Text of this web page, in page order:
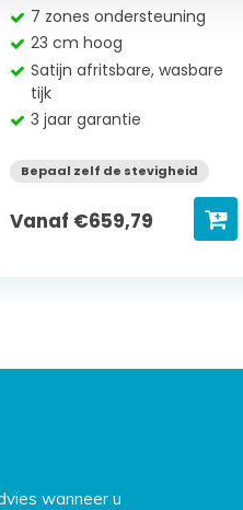
7 zones ondersteuning
23 cm hoog
Satijn afritsbare, wasbare
tijk
3 jaar garantie
Bepaal zelf de stevigheid
Vanaf €659,79
wanneer u